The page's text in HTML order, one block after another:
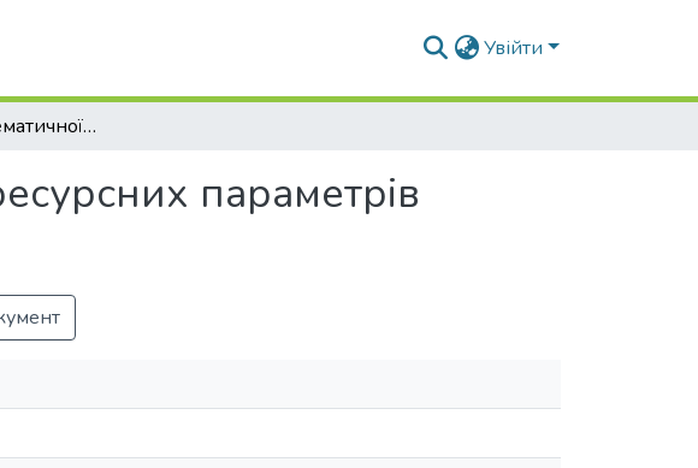
Увійти
Уточнення математичної моделі зміни ресурсних параметрів агрегатів машин
параметрів